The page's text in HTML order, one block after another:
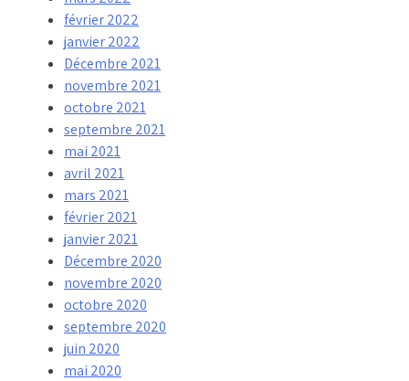
février 2022
janvier 2022
Décembre 2021
novembre 2021
octobre 2021
septembre 2021
mai 2021
avril 2021
mars 2021
février 2021
janvier 2021
Décembre 2020
novembre 2020
octobre 2020
septembre 2020
juin 2020
mai 2020